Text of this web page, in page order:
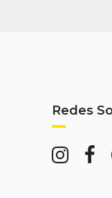
Redes